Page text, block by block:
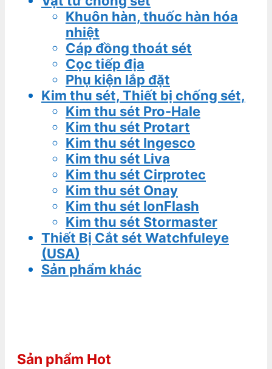
Khuôn hàn, thuốc hàn hóa
nhiệt
Cáp đồng thoát sét
Cọc tiếp địa
Phụ kiện lắp đặt
Kim thu sét, Thiết bị chống sét,
Kim thu sét Pro-Hale
Kim thu sét Protart
Kim thu sét Ingesco
Kim thu sét Liva
Kim thu sét Cirprotec
Kim thu sét Onay
Kim thu sét IonFlash
Kim thu sét Stormaster
Thiết Bị Cắt sét Watchfuleye
(USA)
Sản phẩm khác
Sản phẩm Hot